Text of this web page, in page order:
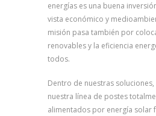
energías es una buena
vista económico y
misión pasa también por
renovables y la eficiencia
todos.
Dentro de nuestras
nuestra línea de postes
alimentados por energía solar